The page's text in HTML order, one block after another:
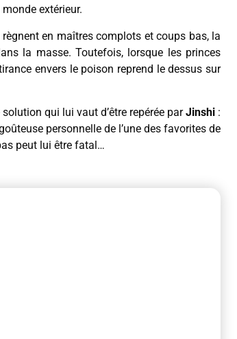
extérieur.
en maîtres complots et coups bas, la
la masse. Toutefois, lorsque les princes
envers le poison reprend le dessus sur
qui lui vaut d’être repérée parJinshi :
personnelle de l’une des favorites de
peut lui être fatal…